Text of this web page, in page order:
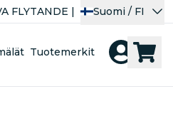
FLYTANDE | Suomi / FI
Tuotemerkit